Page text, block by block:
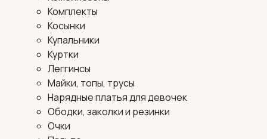
Комплекты
Косынки
Купальники
Куртки
Леггинсы
Майки, топы, трусы
Нарядные платья для девочек
Ободки, заколки и резинки
Очки